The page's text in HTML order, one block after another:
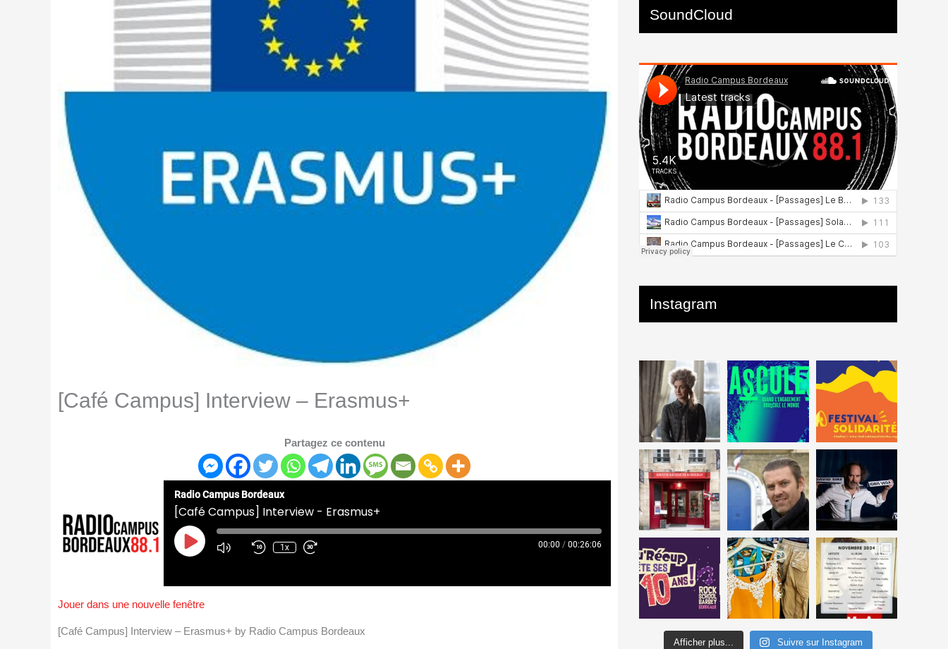
[Café Campus] Interview – Erasmus+
Partagez ce contenu
Radio Campus Bordeaux
[Café Campus] Interview - Erasmus+
Play
Episode
1x 00:00 / 00:26:06
Jouer dans une nouvelle fenêtre
[Café Campus] Interview – Erasmus+ by Radio Campus Bordeaux
SoundCloud
Instagram
Afficher plus... Suivre sur Instagram